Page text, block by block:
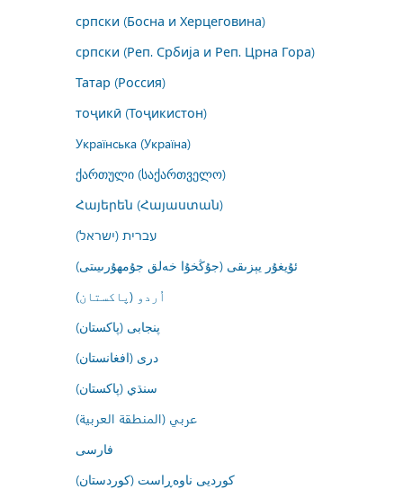
српски (Босна и Херцеговина)
српски (Реп. Србија и Реп. Црна Гора)
Татар (Россия)
тоҷикӣ (Тоҷикистон)
Українська (Україна)
ქართული (საქართველო)
Հայերեն (Հայաստան)
עברית (ישראל)
ئۇيغۇر يېزىقى (جۇڭخۇا خەلق جۇمھۇرىيىتى)
اُردو (پاکستان)
پنجابی (پاکستان)
درى (افغانستان)
سنڌي (پاکستان)
عربي (المنطقة العربية)
فارسى
کوردیی ناوەڕاست (کوردستان)